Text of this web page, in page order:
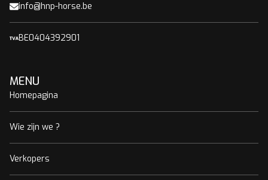
info@hnp-horse.be
BE0404392901
MENU
Homepagina
Wie zijn we ?
Verkopers